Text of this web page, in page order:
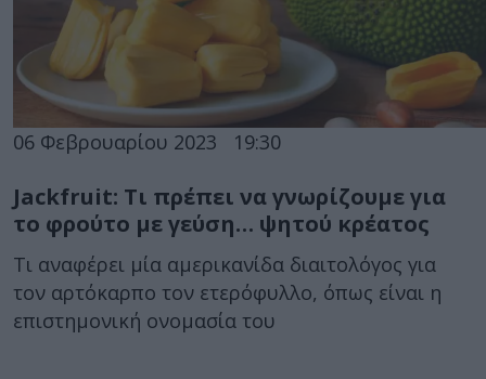
06 Φεβρουαρίου 2023 19:30
Jackfruit: Τι πρέπει να γνωρίζουμε για
το φρούτο με γεύση… ψητού κρέατος
Τι αναφέρει μία αμερικανίδα διαιτολόγος για
τον αρτόκαρπο τον ετερόφυλλο, όπως είναι η
επιστημονική ονομασία του